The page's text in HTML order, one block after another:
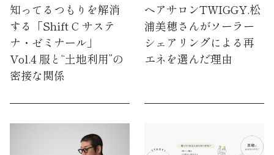
知ってるつもりを解消
する「Shift C サステ
ナ・ゼミナール」
Vol.4 服と“土地利用”の
密接な関係
ヘアサロンTWIGGY.松
浦美穂さんがソーラー
シェアリングによる再
エネを選んだ理由